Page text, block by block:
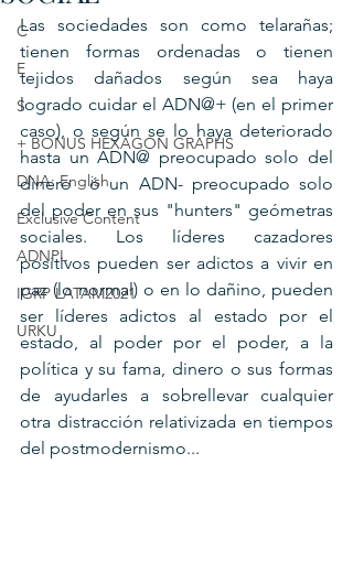
C
E
S
+ BONUS HEXAGON GRAPHS
DNA: English
Exclusive Content
ADNPL
IGRP LATAM2021
URKU
Las sociedades son como telarañas;
tienen formas ordenadas o tienen
tejidos dañados según sea haya
logrado cuidar el ADN@+ (en el primer
caso), o según se lo haya deteriorado
hasta un ADN@ preocupado solo del
dinero  ó un ADN- preocupado solo
del poder en sus "hunters" geómetras
sociales. Los líderes cazadores
positivos pueden ser adictos a vivir en
paz (lo normal) o en lo dañino, pueden
ser líderes adictos al estado por el
estado, al poder por el poder, a la
política y su fama, dinero o sus formas
de ayudarles a sobrellevar cualquier
otra distracción relativizada en tiempos
del postmodernismo...